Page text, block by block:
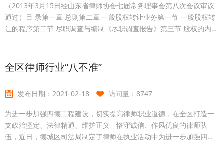
（2013年3月15日经山东省律师协会七届常务理事会第八次会议审议
通过）目 录第一章 总则第二章 一般股权转让业务第一节 一般股权转
让的程序第二节 尽职调查与编制《尽职调查报告》第三节 股权的内部
股权转让存续的公司类型变更第七章 股权转让合同的主要条款第八章
股权交接及变更登记第九章 法律意见书第十章 附则第一章 总则第1条
全区律师行业“八不准”
发布日期： 2021-02-18 访问量： 8747
为进一步加强四德工程建设，切实提高律师职业道德，在全区打造一
支政治坚定、法律精通、维护正义、恪守诚信、作风优良的律师队
伍，近日，德城区司法局制定了律师在执业活动中为进一步加强四德